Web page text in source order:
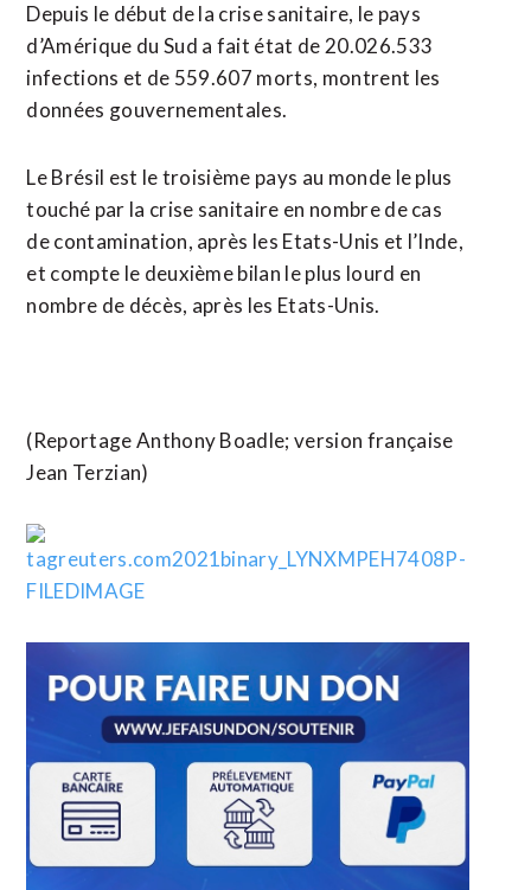
Depuis le début de la crise sanitaire, le pays
d’Amérique du Sud a fait état de 20.026.533
infections et de 559.607 morts, montrent les
données gouvernementales.
Le Brésil est le troisième pays au monde le plus
touché par la crise sanitaire en nombre de cas
de contamination, après les Etats-Unis et l’Inde,
et compte le deuxième bilan le plus lourd en
nombre de décès, après les Etats-Unis.
(Reportage Anthony Boadle; version française
Jean Terzian)